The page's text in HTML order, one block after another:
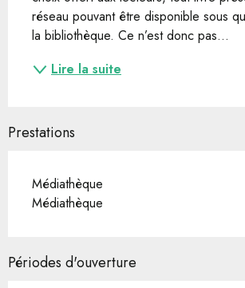
réseau pouvant être disponible sous
la bibliothèque. Ce n’est donc pas...
Lire la suite
Prestations
Médiathèque
Médiathèque
Périodes d'ouverture